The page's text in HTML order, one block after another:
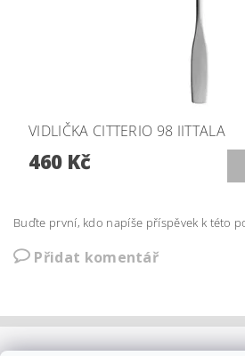
VIDLIČKA CITTERIO 98 IITTALA
460 Kč
Buďte první, kdo napíše příspěvek k této
Přidat komentář